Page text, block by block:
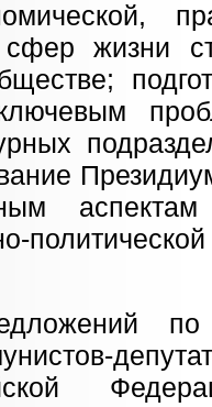
сфер жизни
аспектам
по